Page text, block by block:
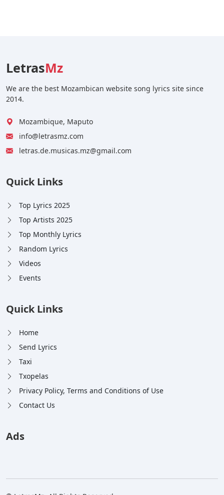
LetrasMz
We are the best Mozambican website song lyrics site since
2014.
Mozambique, Maputo
info@letrasmz.com
letras.de.musicas.mz@gmail.com
Quick Links
Top Lyrics 2025
Top Artists 2025
Top Monthly Lyrics
Random Lyrics
Videos
Events
Quick Links
Home
Send Lyrics
Taxi
Txopelas
Privacy Policy, Terms and Conditions of Use
Contact Us
Ads